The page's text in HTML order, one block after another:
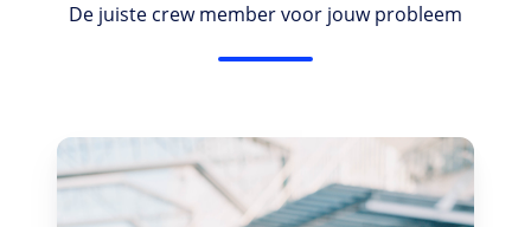
De juiste crew member voor jouw probleem